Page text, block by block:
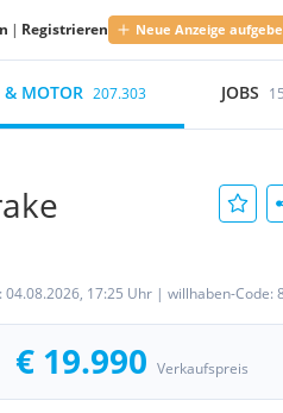
| Registrieren Neue Anzeige
& MOTOR 207.303 JOBS
04.08.2026, 17:25 Uhr | willhaben-Code:
€ 19.990 Verkaufspreis